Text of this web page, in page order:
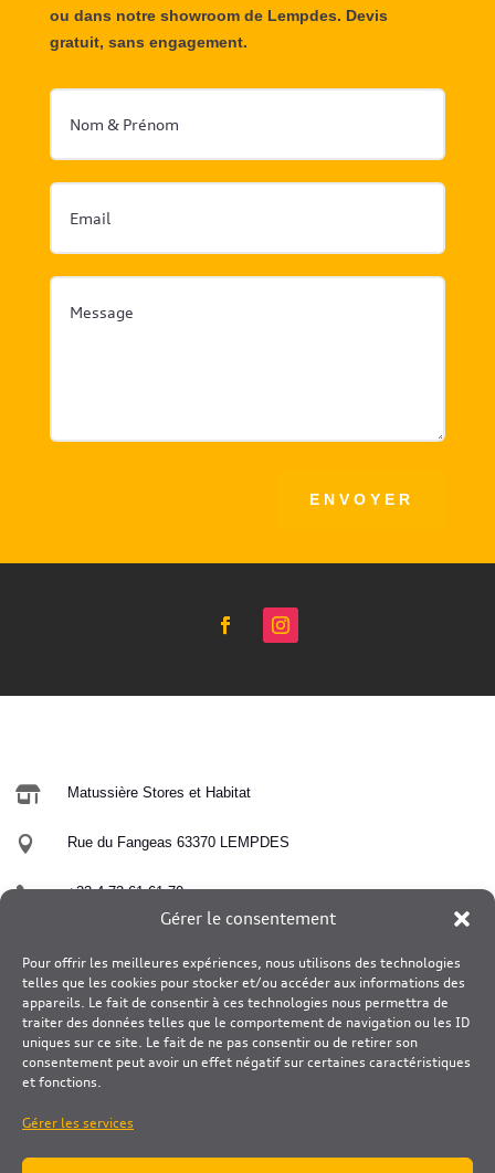
Gérer le consentement
Pour offrir les meilleures expériences, nous utilisons des technologies
telles que les cookies pour stocker et/ou accéder aux informations des
appareils. Le fait de consentir à ces technologies nous permettra de
traiter des données telles que le comportement de navigation ou les ID
uniques sur ce site. Le fait de ne pas consentir ou de retirer son
consentement peut avoir un effet négatif sur certaines caractéristiques
et fonctions.
Gérer les services
ou dans notre showroom de Lempdes. Devis
gratuit, sans engagement.
ENVOYER
 Matussière Stores et Habitat
 Rue du Fangeas 63370 LEMPDES
 +33 4 73 61 61 70